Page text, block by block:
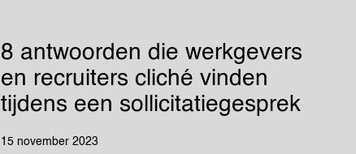
8 antwoorden die werkgevers
en recruiters cliché vinden
tijdens een sollicitatiegesprek
15 november 2023